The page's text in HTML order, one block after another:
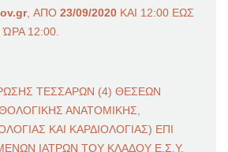
, ΑΠΟ 23/09/2020 ΚΑΙ 12:00 ΕΩΣ
ΏΡΑ 12:00.
ΤΕΣΣΑΡΩΝ (4) ΘΕΣΕΩΝ
ΑΝΑΤΟΜΙΚΗΣ,
ΚΑΙ ΚΑΡΔΙΟΛΟΓΙΑΣ) ΕΠΙ
ΙΑΤΡΩΝ ΤΟΥ ΚΛΑΔΟΥ Ε.Σ.Υ.